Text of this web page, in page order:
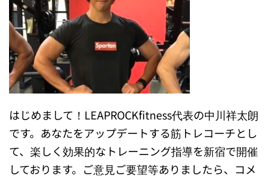
はじめまして！LEAPROCKfitness代表の中川祥太朗
です。あなたをアップデートする筋トレコーチとし
て、楽しく効果的なトレーニング指導を新宿で開催
しております。ご意見ご要望等ありましたら、コメ